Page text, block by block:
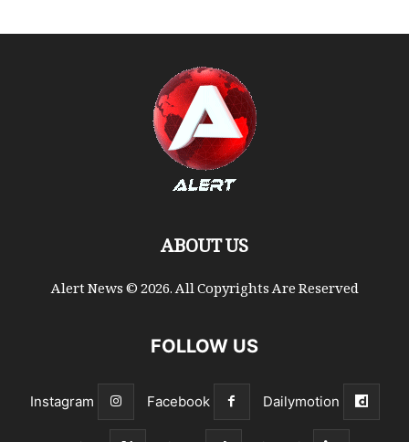
ABOUT US
Alert News © 2026. All Copyrights Are Reserved
FOLLOW US
Dailymotion
Facebook
Instagram